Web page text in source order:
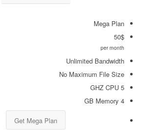
Mega Plan
50$
per month
Unlimited Bandwidth
No Maximum File Size
5 GHZ CPU
4 GB Memory
Get Mega Plan